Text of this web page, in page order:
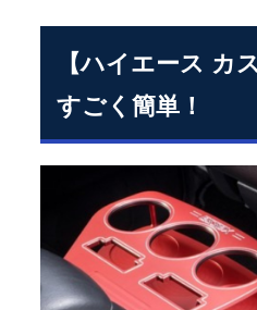
【ハイエース カ
すごく簡単！